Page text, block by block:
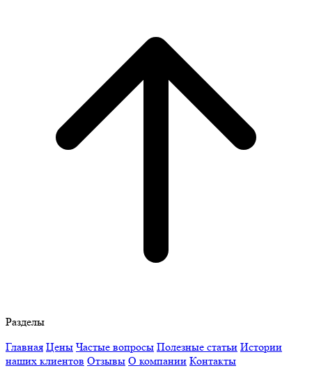
Разделы
Главная Цены Частые вопросы Полезные статьи Истории
наших клиентов Отзывы О компании Контакты